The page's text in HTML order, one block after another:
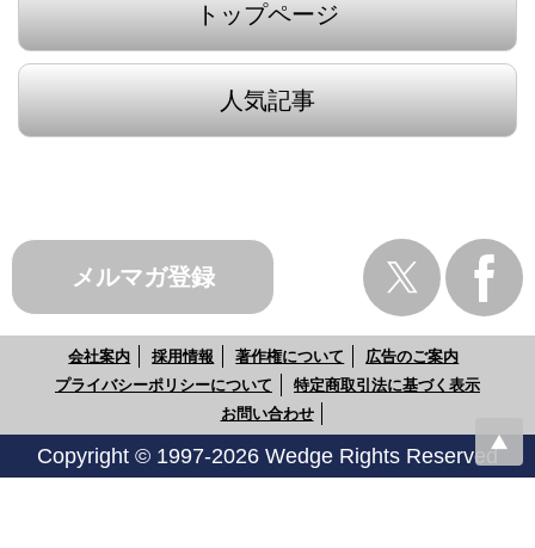
トップページ
人気記事
メルマガ登録
会社案内 採用情報 著作権について
広告のご案内
プライバシーポリシーについて
特定商取引法に基づく表示
お問い合わせ
Copyright © 1997-2026 Wedge Rights Reserved